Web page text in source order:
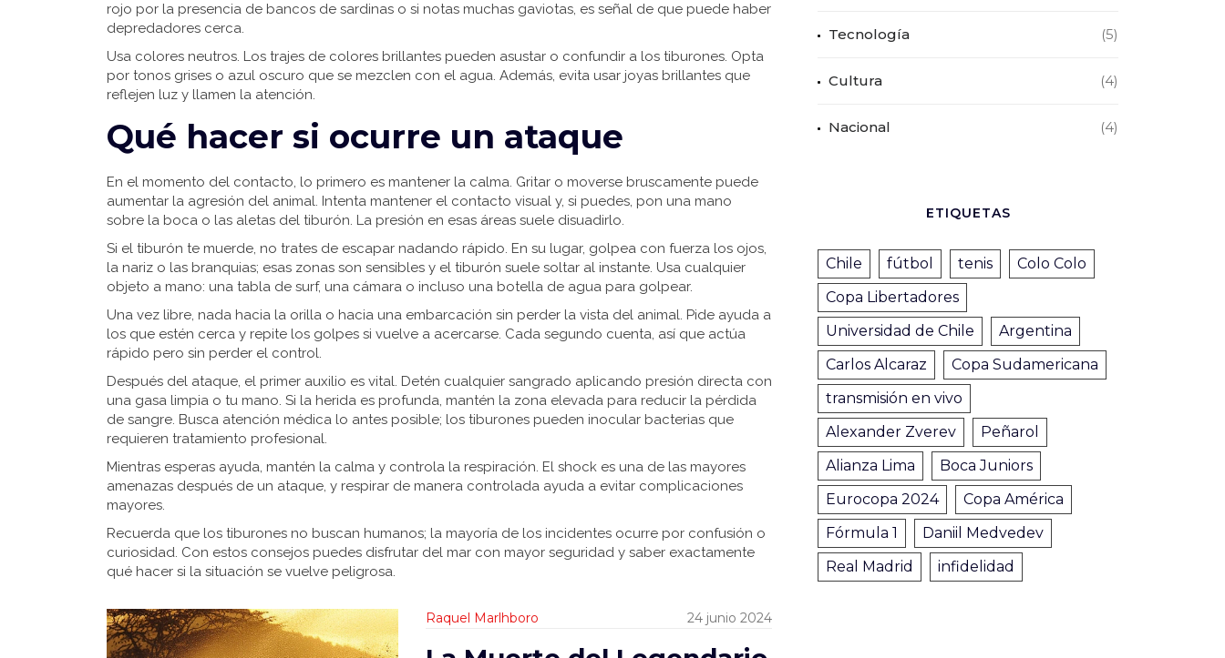
rojo por la presencia de bancos de sardinas o si notas muchas gaviotas, es señal de que puede haber
depredadores cerca.
Usa colores neutros. Los trajes de colores brillantes pueden asustar o confundir a los tiburones. Opta
por tonos grises o azul oscuro que se mezclen con el agua. Además, evita usar joyas brillantes que
reflejen luz y llamen la atención.
Qué hacer si ocurre un ataque
En el momento del contacto, lo primero es mantener la calma. Gritar o moverse bruscamente puede
aumentar la agresión del animal. Intenta mantener el contacto visual y, si puedes, pon una mano
sobre la boca o las aletas del tiburón. La presión en esas áreas suele disuadirlo.
Si el tiburón te muerde, no trates de escapar nadando rápido. En su lugar, golpea con fuerza los ojos,
la nariz o las branquias; esas zonas son sensibles y el tiburón suele soltar al instante. Usa cualquier
objeto a mano: una tabla de surf, una cámara o incluso una botella de agua para golpear.
Una vez libre, nada hacia la orilla o hacia una embarcación sin perder la vista del animal. Pide ayuda a
los que estén cerca y repite los golpes si vuelve a acercarse. Cada segundo cuenta, así que actúa
rápido pero sin perder el control.
Después del ataque, el primer auxilio es vital. Detén cualquier sangrado aplicando presión directa con
una gasa limpia o tu mano. Si la herida es profunda, mantén la zona elevada para reducir la pérdida
de sangre. Busca atención médica lo antes posible; los tiburones pueden inocular bacterias que
requieren tratamiento profesional.
Mientras esperas ayuda, mantén la calma y controla la respiración. El shock es una de las mayores
amenazas después de un ataque, y respirar de manera controlada ayuda a evitar complicaciones
mayores.
Recuerda que los tiburones no buscan humanos; la mayoría de los incidentes ocurre por confusión o
curiosidad. Con estos consejos puedes disfrutar del mar con mayor seguridad y saber exactamente
qué hacer si la situación se vuelve peligrosa.
Raquel Marlhboro 24 junio 2024
Tecnología (5)
Cultura (4)
Nacional (4)
ETIQUETAS
Chile fútbol tenis
Colo Colo
Copa Libertadores
Universidad de Chile
Argentina
Carlos Alcaraz
Copa Sudamericana
transmisión en vivo
Alexander Zverev
Peñarol
Alianza Lima
Boca Juniors
Eurocopa 2024
Copa América
Fórmula 1
Daniil Medvedev
Real Madrid
infidelidad